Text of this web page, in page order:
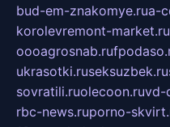
bud-em-znakomye.rua-
korolevremont-market.ru
oooagrosnab.ru
ukrasotki.ruseksuzbek.ru
sovratili.ruolecoon.ruvd-
rbc-news.ruporno-